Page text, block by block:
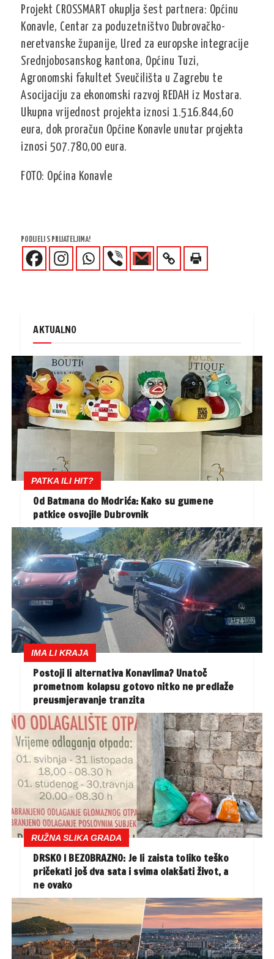
Projekt CROSSMART okuplja šest partnera: Općinu
Konavle, Centar za poduzetništvo Dubrovačko-
neretvanske županije, Ured za europske integracije
Srednjobosanskog kantona, Općinu Tuzi,
Agronomski fakultet Sveučilišta u Zagrebu te
Asocijaciju za ekonomski razvoj REDAH iz Mostara.
Ukupna vrijednost projekta iznosi 1.516.844,60
eura, dok proračun Općine Konavle unutar projekta
iznosi 507.780,00 eura.
FOTO: Općina Konavle
PODIJELI S PRIJATELJIMA!
AKTUALNO
PATKA ILI HIT?
Od Batmana do Modrića: Kako su gumene
patkice osvojile Dubrovnik
IMA LI KRAJA
Postoji li alternativa Konavlima? Unatoč
prometnom kolapsu gotovo nitko ne predlaže
preusmjeravanje tranzita
RUŽNA SLIKA GRADA
DRSKO I BEZOBRAZNO: Je li zaista toliko teško
pričekati još dva sata i svima olakšati život, a
ne ovako